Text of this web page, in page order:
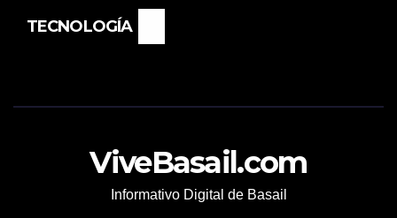
TECNOLOGÍA
ViveBasail.com
Informativo Digital de Basail